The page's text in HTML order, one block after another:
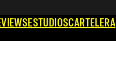
ESTUDIOSCARTELERA